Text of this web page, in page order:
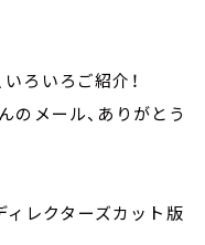
ろいろご紹介！
のメール、ありがとう
レクターズカット版